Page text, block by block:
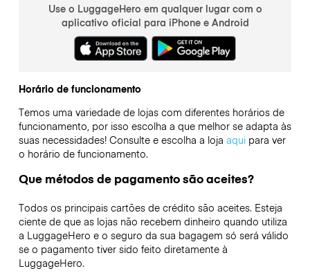
Use o LuggageHero em qualquer lugar com o
aplicativo oficial para iPhone e Android
Horário de funcionamento
Temos uma variedade de lojas com diferentes horários de
funcionamento, por isso escolha a que melhor se adapta às
suas necessidades! Consulte e escolha a loja aquipara ver
o horário de funcionamento.
Que métodos de pagamento são aceites?
Todos os principais cartões de crédito são aceites. Esteja
ciente de que as lojas não recebem dinheiro quando utiliza
a LuggageHero e o seguro da sua bagagem só será válido
se o pagamento tiver sido feito diretamente à
LuggageHero.